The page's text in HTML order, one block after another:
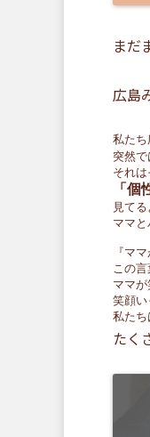
まだ
広島
私たち
突然
それは
「
見て
ママ
『マ
この
ママ
笑顔い
私たち
たく